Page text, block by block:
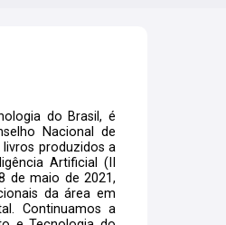
do Brasil, é
Nacional de
produzidos a
Artificial (II
de maio de 2021,
da área em
Continuamos a